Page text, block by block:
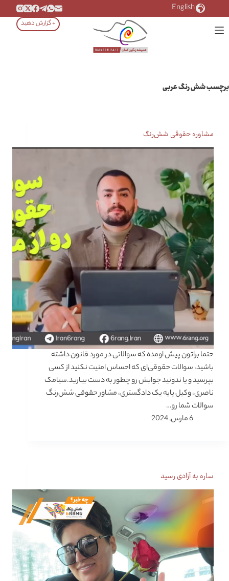
به
محتوا
English
+ گزارش دهید
برچسبشش رنگ عربی
مشاوره حقوقی شش‌رنگ
حتما براتون پیش اومده که سوالاتی در مورد قانون داشته
باشید، سوالات حقوقی‌ای که احساس امنیت نکنید از کسی
بپرسید و یا ندونید جوابش رو چطور به دست بیارید.سیامک
ناصری، وکیل پایه یک دادگستری، مشاور حقوقی شش‌رنگ
سوالات شما رو…
6 مارس, 2024
ساره به آزادی رسید